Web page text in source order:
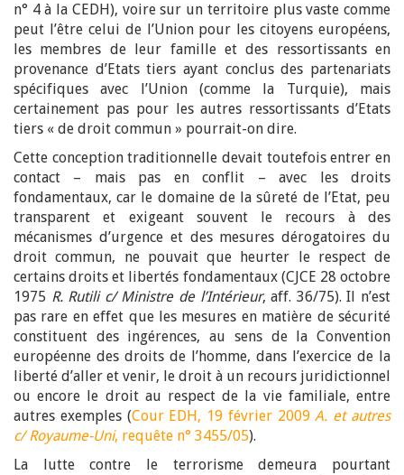
n° 4 à la CEDH), voire sur un territoire plus vaste comme
peut l’être celui de l’Union pour les citoyens européens,
les membres de leur famille et des ressortissants en
provenance d’Etats tiers ayant conclus des partenariats
spécifiques avec l’Union (comme la Turquie), mais
certainement pas pour les autres ressortissants d’Etats
tiers « de droit commun » pourrait-on dire.
Cette conception traditionnelle devait toutefois entrer en
contact – mais pas en conflit – avec les droits
fondamentaux, car le domaine de la sûreté de l’Etat, peu
transparent et exigeant souvent le recours à des
mécanismes d’urgence et des mesures dérogatoires du
droit commun, ne pouvait que heurter le respect de
certains droits et libertés fondamentaux (CJCE 28 octobre
1975 R. Rutili c/ Ministre de l’Intérieur, aff. 36/75). Il n’est
pas rare en effet que les mesures en matière de sécurité
constituent des ingérences, au sens de la Convention
européenne des droits de l’homme, dans l’exercice de la
liberté d’aller et venir, le droit à un recours juridictionnel
ou encore le droit au respect de la vie familiale, entre
autres exemples (Cour EDH, 19 février 2009A. et autres
c/ Royaume-Uni, requête n° 3455/05).
La lutte contre le terrorisme demeura pourtant